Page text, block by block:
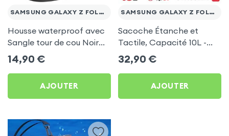
SAMSUNG GALAXY Z FOLD 3
Housse waterproof avec
Sangle tour de cou Noir
pour Samsung Galaxy Z
Fold 3
14,90 €
AJOUTER
SAMSUNG GALAXY Z FOLD 3
Sacoche Étanche et
Tactile, Capacité 10L -
Swissten pour Samsung
Galaxy Z Fold 3
32,90 €
AJOUTER